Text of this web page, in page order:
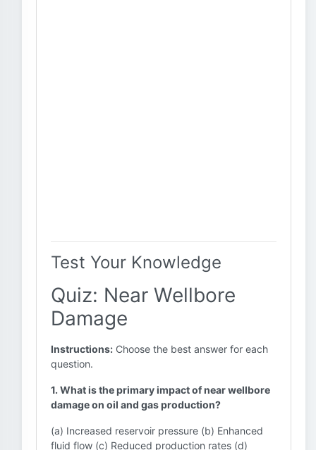
Test Your Knowledge
Quiz: Near Wellbore
Damage
Instructions: Choose the best answer for each
question.
1. What is the primary impact of near wellbore
damage on oil and gas production?
(a) Increased reservoir pressure (b) Enhanced
fluid flow (c) Reduced production rates (d)